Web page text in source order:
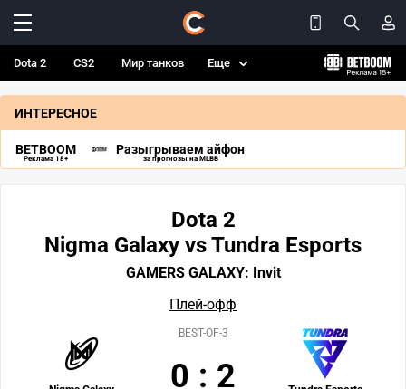
Dota 2 CS2 Мир танков Еще
ИНТЕРЕСНОЕ
BETBOOM
Реклама 18+
Разыгрываем айфон
за прогнозы на MLBB
Dota 2
Nigma Galaxy vs Tundra Esports
GAMERS GALAXY: Invit
Плей-офф
BEST-OF-3
0 : 2